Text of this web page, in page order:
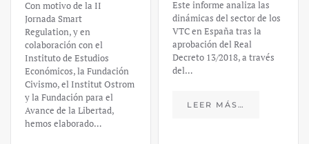
Con motivo de la II
Jornada Smart
Regulation, y en
colaboración con el
Instituto de Estudios
Económicos, la Fundación
Civismo, el Institut Ostrom
y la Fundación para el
Avance de la Libertad,
hemos elaborado…
Este informe analiza las
dinámicas del sector de los
VTC en España tras la
aprobación del Real
Decreto 13/2018, a través
del…
LEER MÁS…